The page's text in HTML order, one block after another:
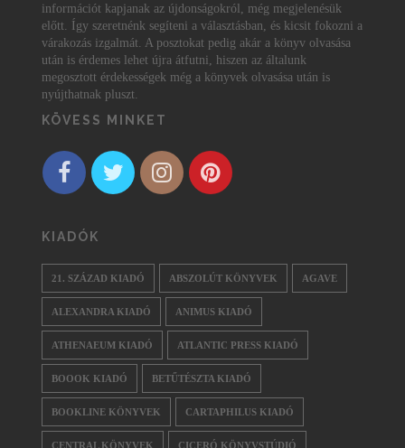
információt kapjanak az újdonságokról, még megjelenésük
előtt. Így szeretnénk segíteni a választásban, és kicsit fokozni a
várakozás izgalmát. A posztokat pedig akár a könyv olvasása
után is érdemes lehet újra átfutni, hiszen az általunk
megosztott érdekességek még a könyvek olvasása után is
nyújthatnak pluszt.
KÖVESS MINKET
KIADÓK
21. SZÁZAD KIADÓ ABSZOLÚT KÖNYVEK AGAVE
ALEXANDRA KIADÓ ANIMUS KIADÓ
ATHENAEUM KIADÓ ATLANTIC PRESS KIADÓ
BOOOK KIADÓ BETŰTÉSZTA KIADÓ
BOOKLINE KÖNYVEK CARTAPHILUS KIADÓ
CENTRAL KÖNYVEK CICERÓ KÖNYVSTÚDIÓ